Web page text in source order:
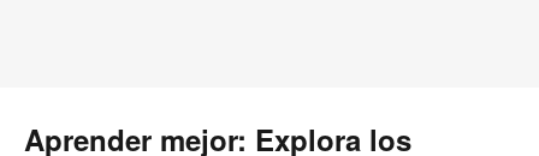
Aprender mejor: Explora los